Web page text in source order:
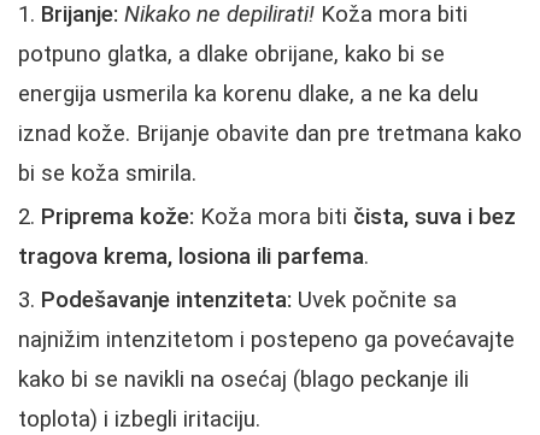
Brijanje: Nikako ne depilirati! Koža mora biti
potpuno glatka, a dlake obrijane, kako bi se
energija usmerila ka korenu dlake, a ne ka delu
iznad kože. Brijanje obavite dan pre tretmana kako
bi se koža smirila.
Priprema kože: Koža mora biti čista, suva i bez
tragova krema, losiona ili parfema.
Podešavanje intenziteta: Uvek počnite sa
najnižim intenzitetom i postepeno ga povećavajte
kako bi se navikli na osećaj (blago peckanje ili
toplota) i izbegli iritaciju.